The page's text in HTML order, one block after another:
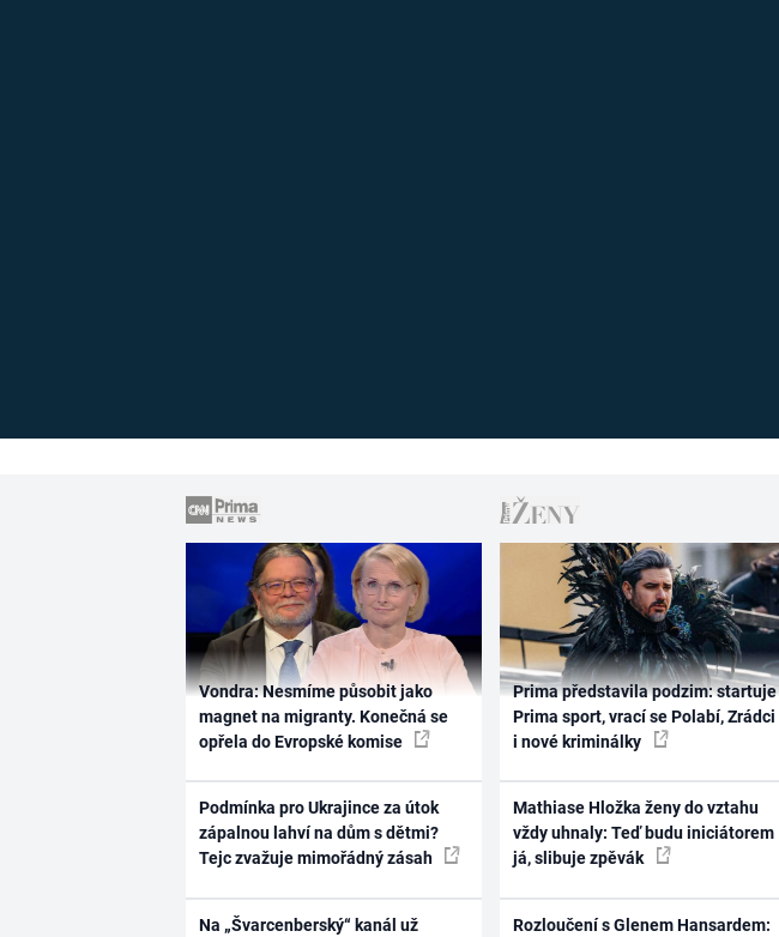
Vondra: Nesmíme působit jako
magnet na migranty. Konečná se
opřela do Evropské komise
Podmínka pro Ukrajince za útok
zápalnou lahví na dům s dětmi?
Tejc zvažuje mimořádný zásah
Na „Švarcenberský“ kanál už
Prima představila podzim: startuje
Prima sport, vrací se Polabí, Zrádci
i nové kriminálky
Mathiase Hložka ženy do vztahu
vždy uhnaly: Teď budu iniciátorem
já, slibuje zpěvák
Rozloučení s Glenem Hansardem: